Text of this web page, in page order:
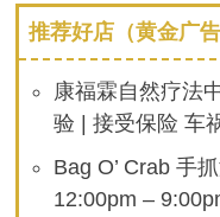
推荐好店（黄金广告
康福霖自然疗法
验 | 接受保险 车
Bag O’ Crab 手
12:00pm –